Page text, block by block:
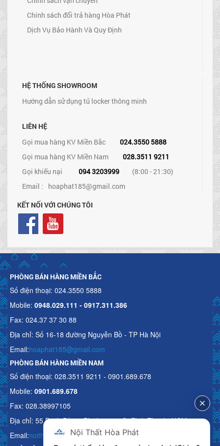
Chính sách đổi trả hàng Hòa Phát
Dịch Vụ Bảo Hành Và Quy Định
HỆ THỐNG SHOWROOM
Hướng dẫn sử dụng tủ locker thông minh
LIÊN HỆ
Gọi mua hàng KV Miền Bắc
024.3550 5888
Gọi mua hàng KV Miền Nam
028.3511 9211
Gọi khiếu nại
094 3203999
(8:00 - 21:30)
Email : hoaphat185@gmail.com
KẾT NỐI VỚI CHÚNG TÔI
PHÒNG BÁN HÀNG MIỀN BẮC
Số điện thoại: 024.3550 5888
Mobile: 0948.029.111 - 0917.311.386
Fax: 024.37 37 30 88
Địa chỉ: Số 16-18 đường Nguyễn Bồ - TP Hà Nội
Email:hoaphat185@gmail.com
PHÒNG BÁN HÀNG MIỀN NAM
Số điện thoại: 028.3511 9211 - 0901.689.678
Mobile: 0901.689.678
Fax: 028.38997105
Địa chỉ: 55 Bạch Đằng, Phường 15, Q. Bình Thạnh, HCM
Email:noithathoaphattot@gmail.com
Nội Thất Hòa Phát